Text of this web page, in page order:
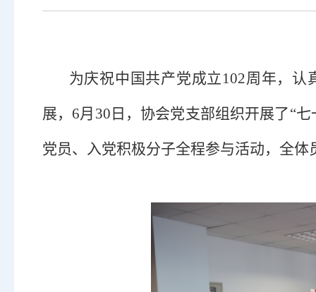
为庆祝中国共产党成立 102周年，认
展， 6月30日 ， 协会党支部组织开展了“
党员、入党积极分子全程参与活动，全体